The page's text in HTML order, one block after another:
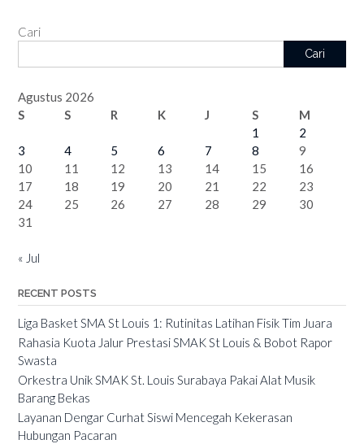
Cari
Cari
Agustus 2026
S
S R K J S
M
1
2
3
4 5 6 7 8
9
10
11 12 13 14 15
16
17
18 19 20 21 22
23
24
25 26 27 28 29
30
31
« Jul
RECENT POSTS
Liga Basket SMA St Louis 1: Rutinitas Latihan Fisik Tim Juara
Rahasia Kuota Jalur Prestasi SMAK St Louis & Bobot Rapor
Swasta
Orkestra Unik SMAK St. Louis Surabaya Pakai Alat Musik
Barang Bekas
Layanan Dengar Curhat Siswi Mencegah Kekerasan
Hubungan Pacaran